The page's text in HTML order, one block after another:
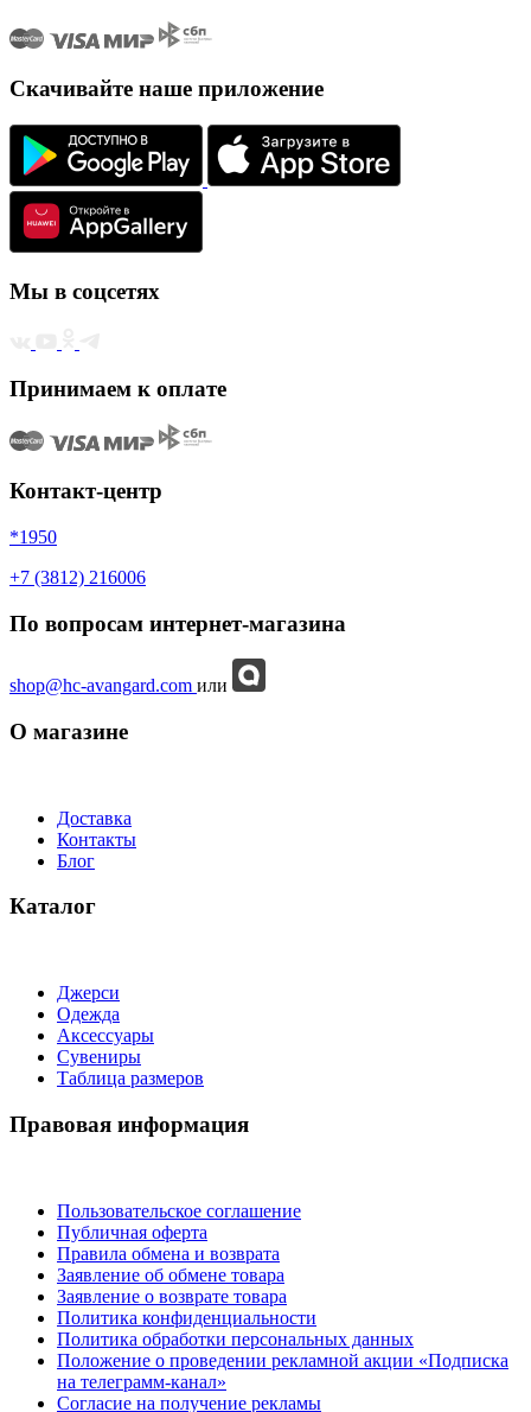
Скачивайте наше приложение
Мы в соцсетях
Принимаем к оплате
Контакт-центр
*1950
+7 (3812) 216006
По вопросам интернет-магазина
shop@hc-avangard.com или
О магазине
Доставка
Контакты
Блог
Каталог
Джерси
Одежда
Аксессуары
Сувениры
Таблица размеров
Правовая информация
Пользовательское соглашение
Публичная оферта
Правила обмена и возврата
Заявление об обмене товара
Заявление о возврате товара
Политика конфиденциальности
Политика обработки персональных данных
Положение о проведении рекламной акции «Подписка
на телеграмм-канал»
Согласие на получение рекламы